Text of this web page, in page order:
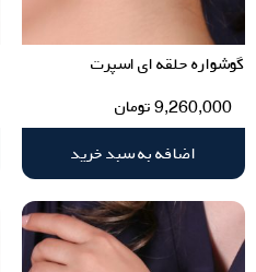
گوشواره حلقه ای اسپرت
9,260,000تومان
اضافه به سبد خرید